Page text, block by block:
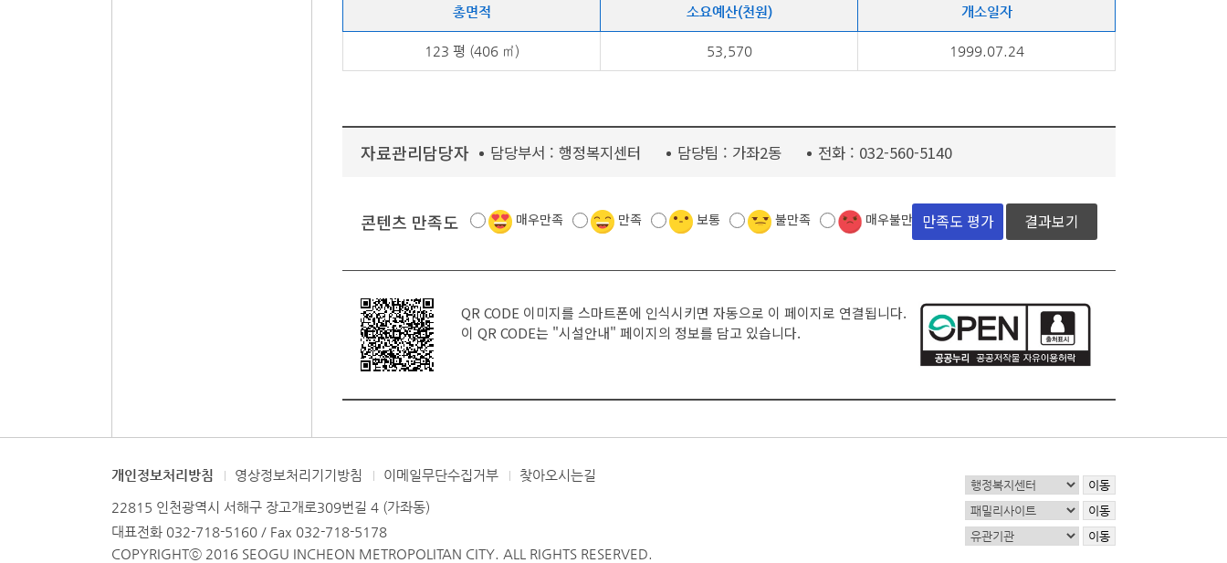
총면적 소요예산(천원) 개소일자
123 평 (406 ㎡) 53,570 1999.07.24
자료관리담당자 담당부서 : 행정복지센터 담당팀 : 가좌2동 전화 : 032-560-5140
콘텐츠 만족도 매우만족 만족 보통 불만족 매우불만족 결과보기
QR CODE 이미지를 스마트폰에 인식시키면 자동으로 이 페이지로 연결됩니다.
이 QR CODE는 "시설안내" 페이지의 정보를 담고 있습니다.
개인정보처리방침 영상정보처리기기방침 이메일무단수집거부 찾아오시는길
22815 인천광역시 서해구 장고개로309번길 4 (가좌동)
대표전화 032-718-5160 / Fax 032-718-5178
COPYRIGHTⓒ 2016 SEOGU INCHEON METROPOLITAN CITY. ALL RIGHTS RESERVED.